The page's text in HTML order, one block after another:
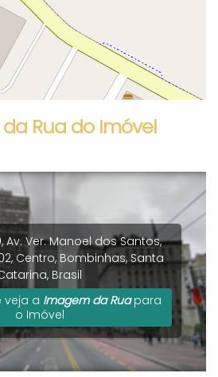
Rua do Imóvel
,Av. Ver. Manoel dos Santos,
, Centro, Bombinhas, Santa
, Brasil
veja a Imagem da Ruapara
o Imóvel